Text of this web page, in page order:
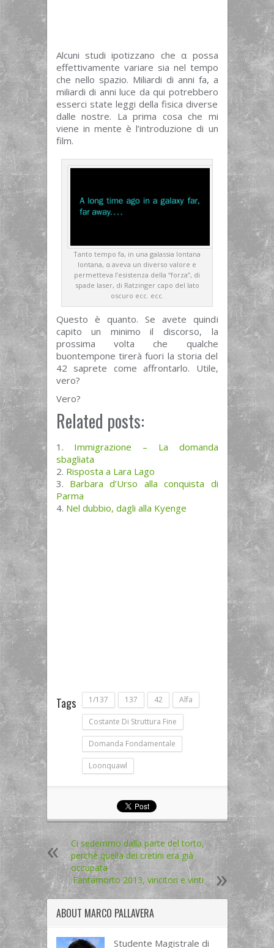
Alcuni studi ipotizzano che α possa
effettivamente variare sia nel tempo
che nello spazio. Miliardi di anni fa, a
miliardi di anni luce da qui potrebbero
esserci state leggi della fisica diverse
dalle nostre. La prima cosa che mi
viene in mente è l’introduzione di un
film.
Tanto tempo fa, in una galassia lontana
lontana, α aveva un diverso valore e
permetteva l’esistenza della “forza”, di
spade laser, di Ratzinger capo del lato
oscuro ecc. ecc.
Questo è quanto. Se avete quindi
capito un minimo il discorso, la
prossima volta che qualche
buontempone tirerà fuori la storia del
42 saprete come affrontarlo. Utile,
vero?
Vero?
Related posts:
Immigrazione – La domanda
sbagliata
Risposta a Lara Lago
Barbara d’Urso alla conquista di
Parma
Nel dubbio, dagli alla Kyenge
Tags 1/137 137 42 Alfa
Costante Di Struttura Fine
Domanda Fondamentale
Loonquawl
Ci sedemmo dalla parte del torto,
perché quella dei cretini era già
occupata
Fantamorto 2013, vincitori e vinti
ABOUT MARCO PALLAVERA
Studente Magistrale di